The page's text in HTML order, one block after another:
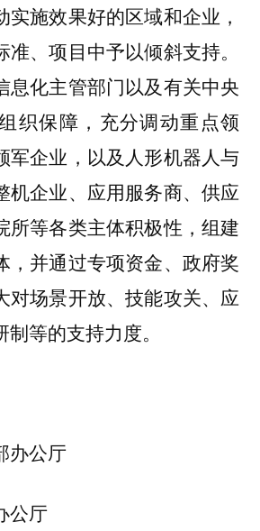
实施效果好的区域和企业，
、项目中予以倾斜支持。
息化主管部门以及有关中央
织保障，充分调动重点领
军企业，以及人形机器人与
机企业、应用服务商、供应
所等各类主体积极性，组建
，并通过专项资金、政府奖
对场景开放、技能攻关、应
等的支持力度。
办公厅
公厅